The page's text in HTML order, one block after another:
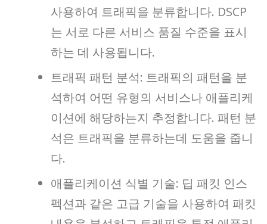
사용하여 트래픽을 분류합니다. DSCP
는 서로 다른 서비스 품질 수준을 표시
하는 데 사용됩니다.
트래픽 패턴 분석: 트래픽의 패턴을 분
석하여 어떤 유형의 서비스나 애플리케
이션에 해당하는지 추정합니다. 패턴 분
석은 트래픽을 분류하는데 도움을 줍니
다.
애플리케이션 식별 기술: 딥 패킷 인스
펙션과 같은 고급 기술을 사용하여 패킷